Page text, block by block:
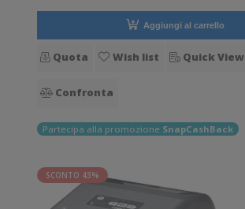
Aggiungi al carrello
Quota Wish list Quick View
Confronta
Partecipa alla promozione SnapCashBack
SCONTO 43%